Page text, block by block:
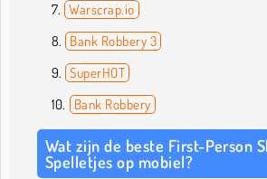
Warscrap.io
Bank Robbery 3
SuperHOT
Bank Robbery
Wat zijn de beste First-Person
Spelletjes op mobiel?